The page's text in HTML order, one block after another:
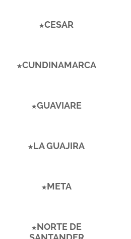
CESAR
CUNDINAMARCA
GUAVIARE
LA GUAJIRA
META
NORTE DE